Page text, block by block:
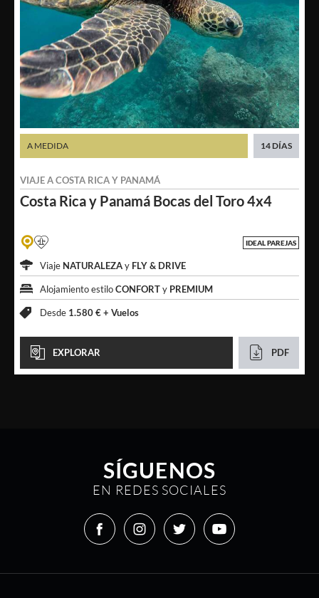
Costa Rica y Panamá Bocas del Toro 4x4
VIAJE ACOSTA RICAY PANAMÁ
A MEDIDA 14 DÍAS
IDEAL PAREJAS
Viaje NATURALEZAy FLY & DRIVE
Alojamiento estiloCONFORTy PREMIUM
Desde 1.580 € + Vuelos
EXPLORAR PDF
SÍGUENOS
EN REDES SOCIALES